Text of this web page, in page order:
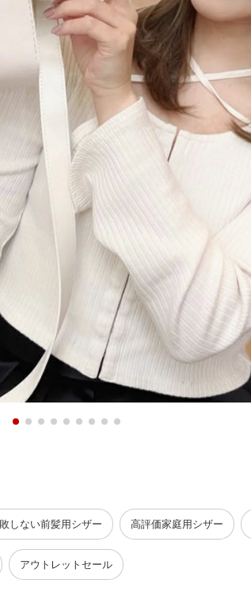
しない前髪用シザー 高評価家庭用シザー
アウトレットセール